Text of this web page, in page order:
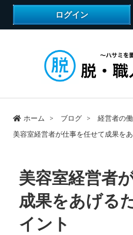
ホーム ブログ
経営者の
美容室経営者が仕事を任せて成果を
美容室経営者
成果をあげる
イント